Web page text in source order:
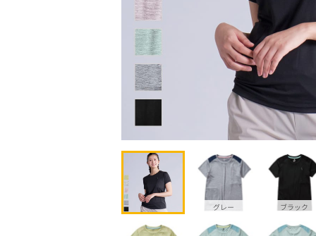
グレー ブラック